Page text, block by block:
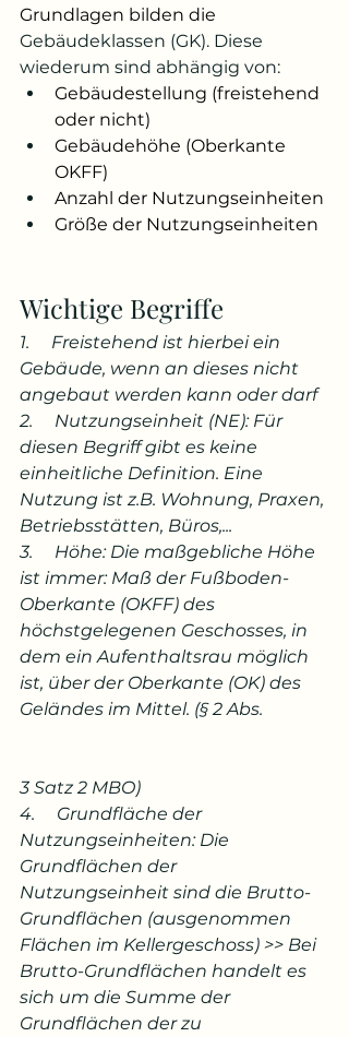
Grundlagen bilden die
Gebäudeklassen (GK). Diese
wiederum sind abhängig von:
Gebäudestellung (freistehend
oder nicht)
Gebäudehöhe (Oberkante
OKFF)
Anzahl der Nutzungseinheiten
Größe der Nutzungseinheiten
Wichtige Begriffe
1.     Freistehend ist hierbei ein
Gebäude, wenn an dieses nicht
angebaut werden kann oder darf
2.     Nutzungseinheit (NE): Für
diesen Begriff gibt es keine
einheitliche Definition. Eine
Nutzung ist z.B. Wohnung, Praxen,
Betriebsstätten, Büros,...
3.     Höhe: Die maßgebliche Höhe
ist immer: Maß der Fußboden-
Oberkante (OKFF) des
höchstgelegenen Geschosses, in
dem ein Aufenthaltsrau möglich
ist, über der Oberkante (OK) des
Geländes im Mittel. (§ 2 Abs.
3 Satz 2 MBO)
4.     Grundfläche der
Nutzungseinheiten: Die
Grundflächen der
Nutzungseinheit sind die Brutto-
Grundflächen (ausgenommen
Flächen im Kellergeschoss) >> Bei
Brutto-Grundflächen handelt es
sich um die Summe der
Grundflächen der zu